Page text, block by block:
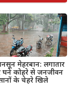
मेहरबान: लगातार
घने कोहरे से जनजीवन
के चेहरे खिले